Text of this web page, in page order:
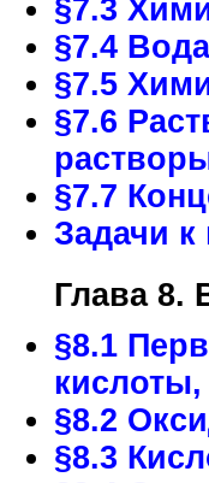
§7.3
§7.4
§7.5
§7.6
§7.7
Задачи к
Глава 8.
§8.1
§8.2
§8.3